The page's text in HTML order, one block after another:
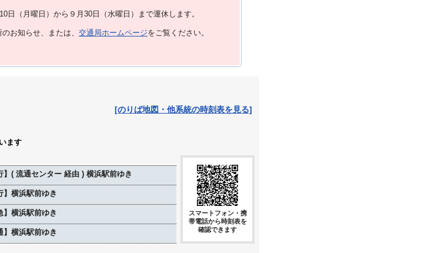
（月曜日）から９月30日（水曜日）まで運休します。
お知らせ、または、 交通局ホームページをご覧ください。
[のりば地図・他系統の時刻表を見る]
ます
】( 流通センター 経由 ) 横浜駅前ゆき
】横浜駅前ゆき
】横浜駅前ゆき
】横浜駅前ゆき
スマートフォン・携
帯電話から時刻表を
確認できます